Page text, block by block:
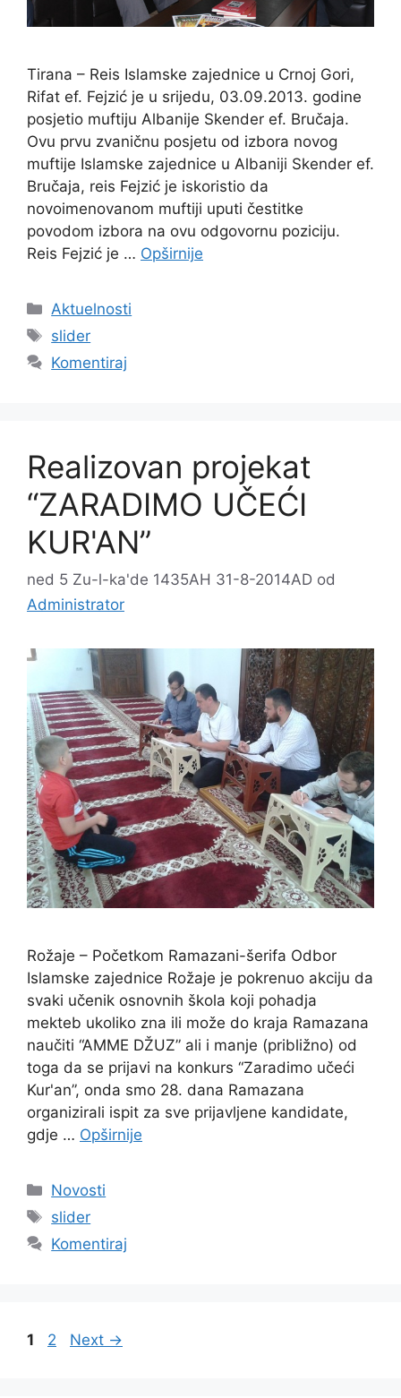
Tirana – Reis Islamske zajednice u Crnoj Gori,
Rifat ef. Fejzić je u srijedu, 03.09.2013. godine
posjetio muftiju Albanije Skender ef. Bručaja.
Ovu prvu zvaničnu posjetu od izbora novog
muftije Islamske zajednice u Albaniji Skender ef.
Bručaja, reis Fejzić je iskoristio da
novoimenovanom muftiji uputi čestitke
povodom izbora na ovu odgovornu poziciju.
Reis Fejzić je … Opširnije
Kategorije
Aktuelnosti
Oznake
slider
Komentiraj
Realizovan projekat
“ZARADIMO UČEĆI
KUR'AN”
ned 5 Zu-l-ka'de 1435AH 31-8-2014AD od
Administrator
Rožaje – Početkom Ramazani-šerifa Odbor
Islamske zajednice Rožaje je pokrenuo akciju da
svaki učenik osnovnih škola koji pohadja
mekteb ukoliko zna ili može do kraja Ramazana
naučiti “AMME DŽUZ” ali i manje (približno) od
toga da se prijavi na konkurs “Zaradimo učeći
Kur'an”, onda smo 28. dana Ramazana
organizirali ispit za sve prijavljene kandidate,
gdje … Opširnije
Kategorije
Novosti
Oznake
slider
Komentiraj
Page
1 Page
2 Next →